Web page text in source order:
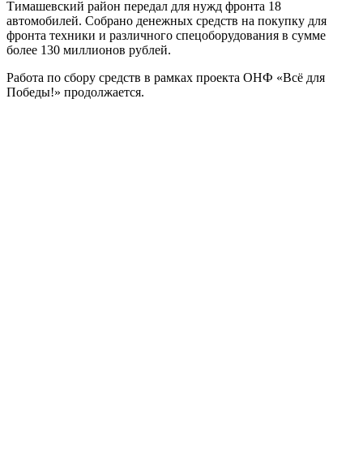
Тимашевский район передал для нужд фронта 18
автомобилей. Собрано денежных средств на покупку для
фронта техники и различного спецоборудования в сумме
более 130 миллионов рублей.
Работа по сбору средств в рамках проекта ОНФ «Всё для
Победы!» продолжается.